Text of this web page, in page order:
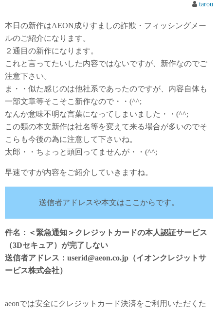
tarou
本日の新作はAEON成りすましの詐欺・フィッシングメー
ルのご紹介になります。
２通目の新作になります。
これと言ってたいした内容ではないですが、新作なのでご
注意下さい。
ま・・似た感じのは他社系であったのですが、内容自体も
一部文章等そこそこ新作なので・・(^^;
なんか意味不明な言葉になってしまいました・・(^^;
この類の本文新作は社名等を変えて来る場合が多いのでそ
こらも今後の為に注意して下さいね。
太郎・・ちょっと頭回ってませんが・・(^^;
早速ですが内容をご紹介していきますね。
送信者アドレスや本文はここからです。
件名：＜緊急通知＞クレジットカードの本人認証サービス
（3Dセキュア）が完了しない
送信者アドレス：userid@aeon.co.jp（イオンクレジットサ
ービス株式会社）
aeonでは安全にクレジットカード決済をご利用いただくた